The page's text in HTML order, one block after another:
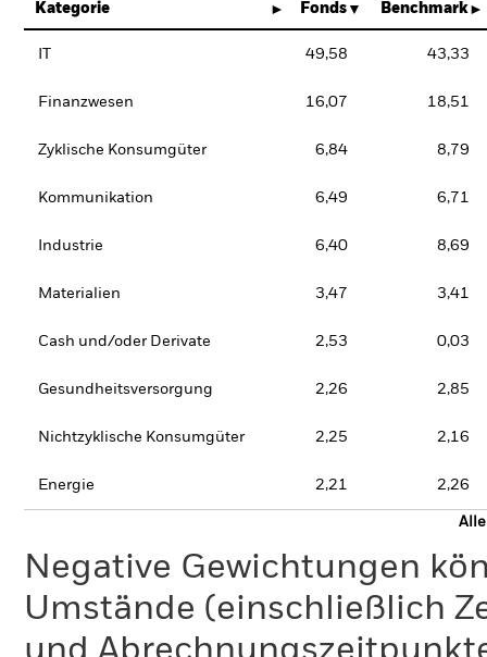
Kategorie Fonds Benchmark
49,58 43,33
Finanzwesen 16,07 18,51
Zyklische Konsumgüter 6,84 8,79
Kommunikation 6,49 6,71
Industrie 6,40 8,69
Materialien 3,47 3,41
Cash und/oder Derivate 2,53 0,03
Gesundheitsversorgung 2,26 2,85
Nichtzyklische Konsumgüter 2,25 2,16
Energie 2,21 2,26
Negative Gewichtungen
Umstände (einschließlich